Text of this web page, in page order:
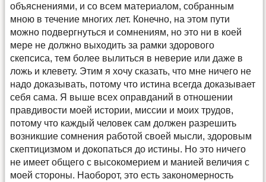
объяснениями, и со всем материалом, собранным
мною в течение многих лет. Конечно, на этом пути
можно подвергнуться и сомнениям, но это ни в коей
мере не должно выходить за рамки здорового
скепсиса, тем более вылиться в неверие или даже в
ложь и клевету. Этим я хочу сказать, что мне ничего не
надо доказывать, потому что истина всегда доказывает
себя сама. Я выше всех оправданий в отношении
правдивости моей истории, миссии и моих трудов,
потому что каждый человек сам должен разрешить
возникшие сомнения работой своей мысли, здоровым
скептицизмом и докопаться до истины. Но это ничего
не имеет общего с высокомерием и манией величия с
моей стороны. Наоборот, это есть закономерность